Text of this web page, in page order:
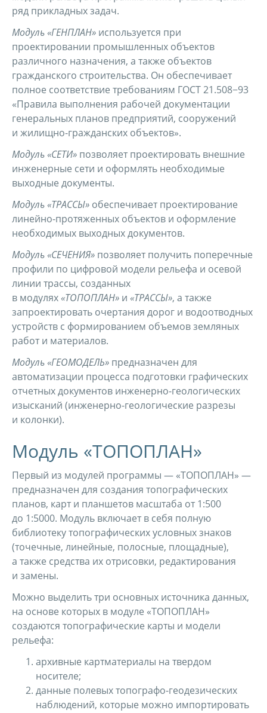
ряд прикладных задач.
Модуль «ГЕНПЛАН» используется при
проектировании промышленных объектов
различного назначения, а также объектов
гражданского строительства. Он обеспечивает
полное соответствие требованиям ГОСТ 21.508−93
«Правила выполнения рабочей документации
генеральных планов предприятий, сооружений
и жилищно-гражданских объектов».
Модуль «СЕТИ» позволяет проектировать внешние
инженерные сети и оформлять необходимые
выходные документы.
Модуль «ТРАССЫ» обеспечивает проектирование
линейно-протяженных объектов и оформление
необходимых выходных документов.
Модуль «СЕЧЕНИЯ» позволяет получить поперечные
профили по цифровой модели рельефа и осевой
линии трассы, созданных
в модулях «ТОПОПЛАН» и «ТРАССЫ», а также
запроектировать очертания дорог и водоотводных
устройств с формированием объемов земляных
работ и материалов.
Модуль «ГЕОМОДЕЛЬ» предназначен для
автоматизации процесса подготовки графических
отчетных документов инженерно-геологических
изысканий (инженерно-геологические разрезы
и колонки).
Модуль «ТОПОПЛАН»
Первый из модулей программы — «ТОПОПЛАН» —
предназначен для создания топографических
планов, карт и планшетов масштаба от 1:500
до 1:5000. Модуль включает в себя полную
библиотеку топографических условных знаков
(точечные, линейные, полосные, площадные),
а также средства их отрисовки, редактирования
и замены.
Можно выделить три основных источника данных,
на основе которых в модуле «ТОПОПЛАН»
создаются топографические карты и модели
рельефа:
архивные картматериалы на твердом
носителе;
данные полевых топографо-геодезических
наблюдений, которые можно импортировать